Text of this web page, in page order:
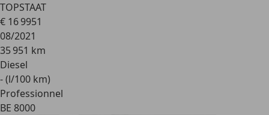
TOPSTAAT
€ 16 9951
08/2021
35 951 km
Diesel
- (l/100 km)
Professionnel
BE 8000